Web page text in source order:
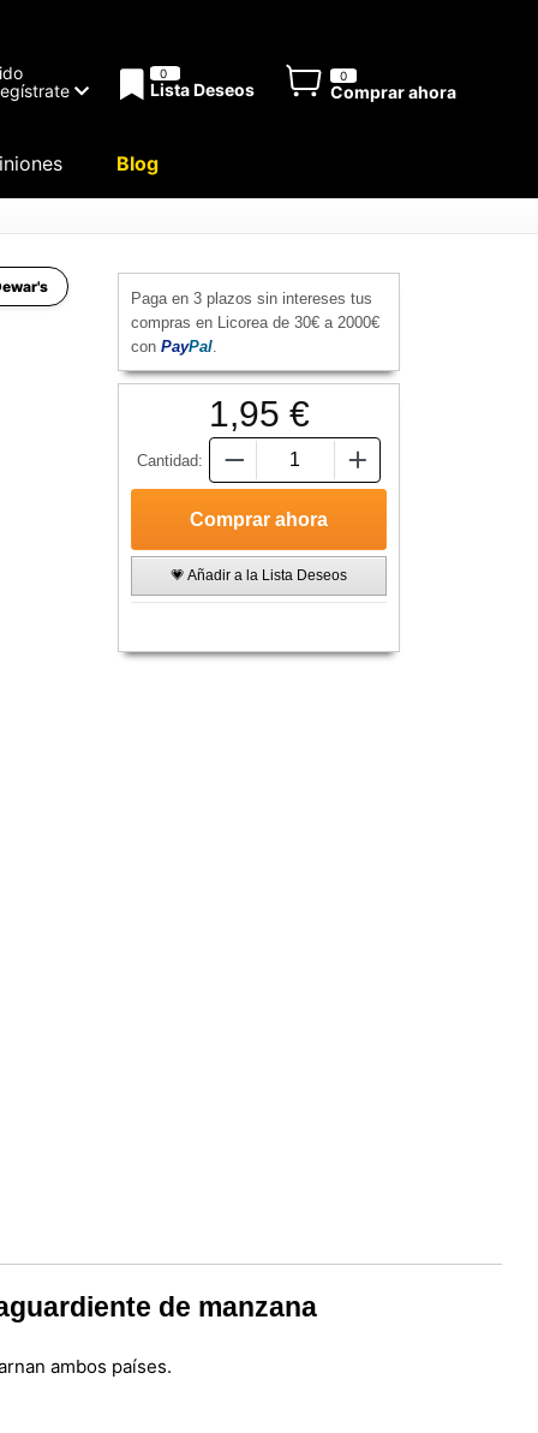
0
Lista Deseos
0
Comprar ahora
Blog
Paga en 3 plazos sin intereses tus
compras en Licorea de 30€ a 2000€
con PayPal.
1,95 €
Cantidad:
💗 Añadir a la Lista Deseos
de manzana
ambos países.